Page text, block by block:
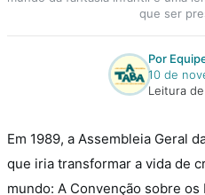
que ser
Por
10 de
Leitura
Em 1989, a Assembleia Geral
que iria transformar a vida de
mundo: A Convenção sobre